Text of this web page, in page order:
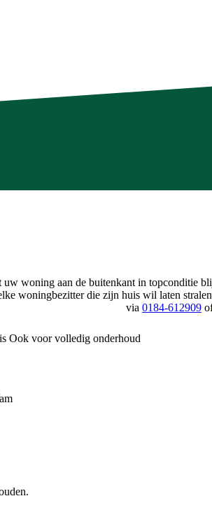
woning aan de buitenkant in topconditie
woningbezitter die zijn huis wil laten
via 0184-612909
Ook voor volledig onderhoud